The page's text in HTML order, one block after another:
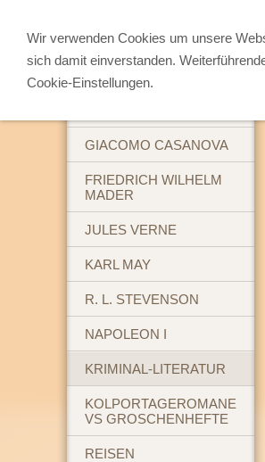
ABENTEUERBÜCHER
GIACOMO CASANOVA
FRIEDRICH WILHELM
MADER
JULES VERNE
KARL MAY
R. L. STEVENSON
NAPOLEON I
KRIMINAL-LITERATUR
KOLPORTAGEROMANE
VS GROSCHENHEFTE
REISEN
Wir verwenden Cookies um unsere
sich damit einverstanden.
Cookie-Einstellungen.